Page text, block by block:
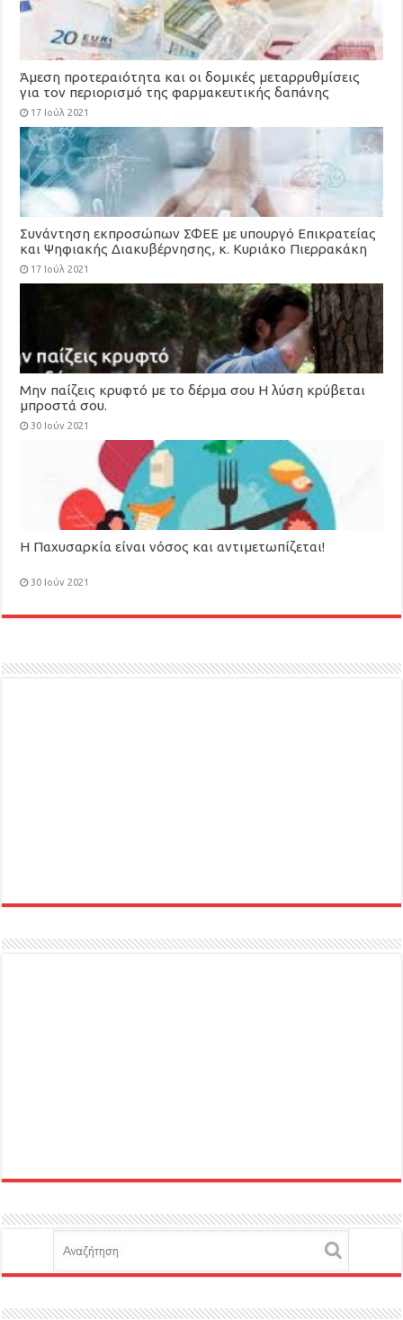
Άμεση προτεραιότητα και οι δομικές μεταρρυθμίσεις
για τον περιορισμό της φαρμακευτικής δαπάνης
17 Ιούλ 2021
Συνάντηση εκπροσώπων ΣΦΕΕ με υπουργό Επικρατείας
και Ψηφιακής Διακυβέρνησης, κ. Κυριάκο Πιερρακάκη
17 Ιούλ 2021
Μην παίζεις κρυφτό με το δέρμα σου Η λύση κρύβεται
μπροστά σου.
30 Ιούν 2021
Η Παχυσαρκία είναι νόσος και αντιμετωπίζεται!
30 Ιούν 2021